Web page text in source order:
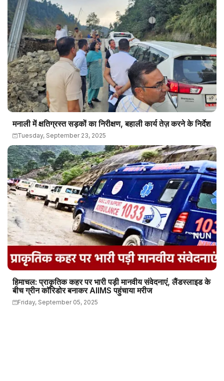
मनाली में क्षतिग्रस्त सड़कों का निरीक्षण, बहाली कार्य तेज़ करने के निर्देश
Tuesday, September 23, 2025
हिमाचल: प्राकृतिक कहर पर भारी पड़ी मानवीय संवेदनाएं, लैंडस्लाइड के
बीच ग्रीन कॉरिडोर बनाकर AIIMS पहुंचाया मरीज
Friday, September 05, 2025